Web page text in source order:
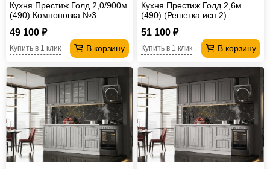
Кресла-
ротанга
мебель
Косметологическое
оборудование
Кухня Престиж Голд 2,0/900м
(490) Компоновка №3
49 100 ₽
В корзину
Купить в 1 клик
Кухня Престиж Голд 2,6м
(490) (Решетка исп.2)
51 100 ₽
В корзину
Купить в 1 клик